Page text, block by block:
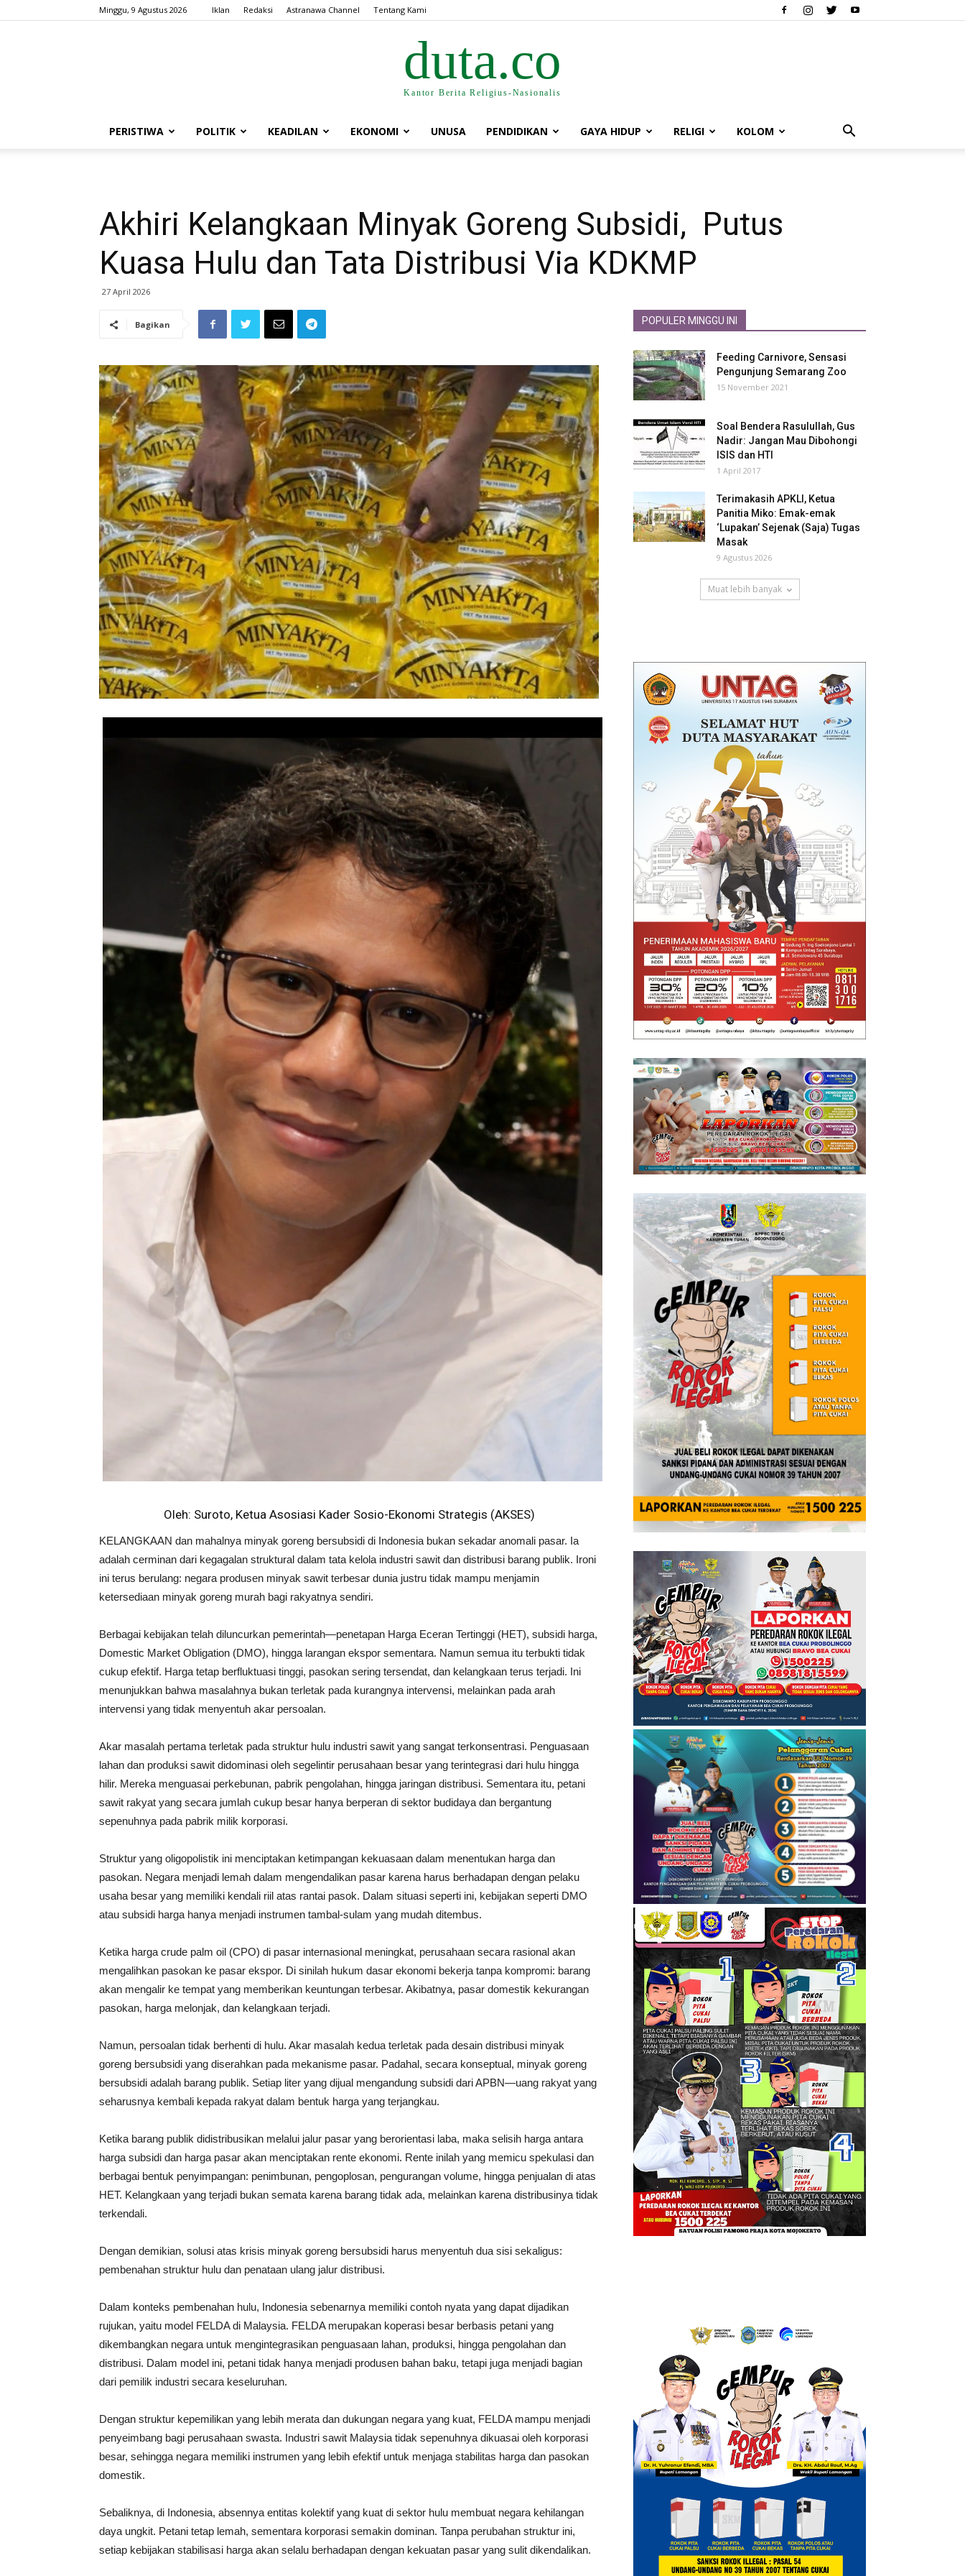
Minggu, 9 Agustus 2026 Iklan Redaksi Astranawa Channel Tentang Kami
duta.co
Kantor Berita Religius-Nasionalis
PERISTIWA POLITIK KEADILAN EKONOMI UNUSA PENDIDIKAN GAYA HIDUP RELIGI KOLOM
Akhiri Kelangkaan Minyak Goreng Subsidi, Putus
Kuasa Hulu dan Tata Distribusi Via KDKMP
27 April 2026
Bagikan
Oleh: Suroto, Ketua Asosiasi Kader Sosio-Ekonomi Strategis (AKSES)
KELANGKAAN dan mahalnya minyak goreng bersubsidi di Indonesia bukan sekadar anomali pasar. Ia
adalah cerminan dari kegagalan struktural dalam tata kelola industri sawit dan distribusi barang publik. Ironi
ini terus berulang: negara produsen minyak sawit terbesar dunia justru tidak mampu menjamin
ketersediaan minyak goreng murah bagi rakyatnya sendiri.
Berbagai kebijakan telah diluncurkan pemerintah—penetapan Harga Eceran Tertinggi (HET), subsidi harga,
Domestic Market Obligation (DMO), hingga larangan ekspor sementara. Namun semua itu terbukti tidak
cukup efektif. Harga tetap berfluktuasi tinggi, pasokan sering tersendat, dan kelangkaan terus terjadi. Ini
menunjukkan bahwa masalahnya bukan terletak pada kurangnya intervensi, melainkan pada arah
intervensi yang tidak menyentuh akar persoalan.
Akar masalah pertama terletak pada struktur hulu industri sawit yang sangat terkonsentrasi. Penguasaan
lahan dan produksi sawit didominasi oleh segelintir perusahaan besar yang terintegrasi dari hulu hingga
hilir. Mereka menguasai perkebunan, pabrik pengolahan, hingga jaringan distribusi. Sementara itu, petani
sawit rakyat yang secara jumlah cukup besar hanya berperan di sektor budidaya dan bergantung
sepenuhnya pada pabrik milik korporasi.
Struktur yang oligopolistik ini menciptakan ketimpangan kekuasaan dalam menentukan harga dan
pasokan. Negara menjadi lemah dalam mengendalikan pasar karena harus berhadapan dengan pelaku
usaha besar yang memiliki kendali riil atas rantai pasok. Dalam situasi seperti ini, kebijakan seperti DMO
atau subsidi harga hanya menjadi instrumen tambal-sulam yang mudah ditembus.
Ketika harga crude palm oil (CPO) di pasar internasional meningkat, perusahaan secara rasional akan
mengalihkan pasokan ke pasar ekspor. Di sinilah hukum dasar ekonomi bekerja tanpa kompromi: barang
akan mengalir ke tempat yang memberikan keuntungan terbesar. Akibatnya, pasar domestik kekurangan
pasokan, harga melonjak, dan kelangkaan terjadi.
Namun, persoalan tidak berhenti di hulu. Akar masalah kedua terletak pada desain distribusi minyak
goreng bersubsidi yang diserahkan pada mekanisme pasar. Padahal, secara konseptual, minyak goreng
bersubsidi adalah barang publik. Setiap liter yang dijual mengandung subsidi dari APBN—uang rakyat yang
seharusnya kembali kepada rakyat dalam bentuk harga yang terjangkau.
Ketika barang publik didistribusikan melalui jalur pasar yang berorientasi laba, maka selisih harga antara
harga subsidi dan harga pasar akan menciptakan rente ekonomi. Rente inilah yang memicu spekulasi dan
berbagai bentuk penyimpangan: penimbunan, pengoplosan, pengurangan volume, hingga penjualan di atas
HET. Kelangkaan yang terjadi bukan semata karena barang tidak ada, melainkan karena distribusinya tidak
terkendali.
Dengan demikian, solusi atas krisis minyak goreng bersubsidi harus menyentuh dua sisi sekaligus:
pembenahan struktur hulu dan penataan ulang jalur distribusi.
Dalam konteks pembenahan hulu, Indonesia sebenarnya memiliki contoh nyata yang dapat dijadikan
rujukan, yaitu model FELDA di Malaysia. FELDA merupakan koperasi besar berbasis petani yang
dikembangkan negara untuk mengintegrasikan penguasaan lahan, produksi, hingga pengolahan dan
distribusi. Dalam model ini, petani tidak hanya menjadi produsen bahan baku, tetapi juga menjadi bagian
dari pemilik industri secara keseluruhan.
Dengan struktur kepemilikan yang lebih merata dan dukungan negara yang kuat, FELDA mampu menjadi
penyeimbang bagi perusahaan swasta. Industri sawit Malaysia tidak sepenuhnya dikuasai oleh korporasi
besar, sehingga negara memiliki instrumen yang lebih efektif untuk menjaga stabilitas harga dan pasokan
domestik.
Sebaliknya, di Indonesia, absennya entitas kolektif yang kuat di sektor hulu membuat negara kehilangan
daya ungkit. Petani tetap lemah, sementara korporasi semakin dominan. Tanpa perubahan struktur ini,
setiap kebijakan stabilisasi harga akan selalu berhadapan dengan kekuatan pasar yang sulit dikendalikan.
POPULER MINGGU INI
Feeding Carnivore, Sensasi
Pengunjung Semarang Zoo
15 November 2021
Soal Bendera Rasulullah, Gus
Nadir: Jangan Mau Dibohongi
ISIS dan HTI
1 April 2017
Terimakasih APKLI, Ketua
Panitia Miko: Emak-emak
‘Lupakan’ Sejenak (Saja) Tugas
Masak
9 Agustus 2026
Muat lebih banyak